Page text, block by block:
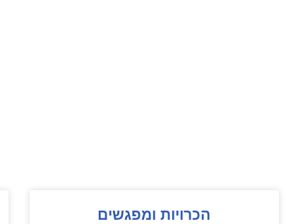
הכרויות ומפגשים